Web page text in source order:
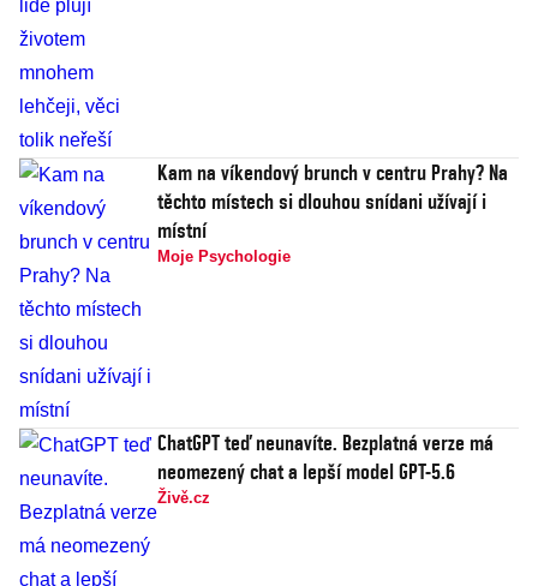
Kam na víkendový brunch v centru Prahy? Na
těchto místech si dlouhou snídani užívají i
místní
Moje Psychologie
ChatGPT teď neunavíte. Bezplatná verze má
neomezený chat a lepší model GPT-5.6
Živě.cz